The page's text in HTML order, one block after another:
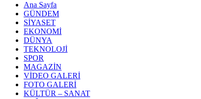
Ana Sayfa
GÜNDEM
SİYASET
EKONOMİ
DÜNYA
TEKNOLOJİ
SPOR
MAGAZİN
VİDEO GALERİ
FOTO GALERİ
KÜLTÜR – SANAT